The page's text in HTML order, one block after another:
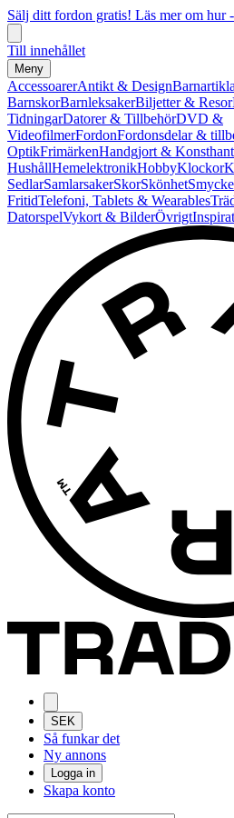
Sälj ditt fordon gratis! Läs mer om hur
Till innehållet
Meny
AccessoarerAntikt & Design
BarnskorBarnleksakerBiljetter & Resor
TidningarDatorer & TillbehörDVD &
VideofilmerFordonFordonsdelar &
OptikFrimärkenHandgjort &
HushållHemelektronikHobbyKlockor
SedlarSamlarsakerSkorSkönhet
FritidTelefoni, Tablets & Wearables
DatorspelVykort & BilderÖvrigt
SEK
Så funkar det
Ny annons
Logga in
Skapa konto